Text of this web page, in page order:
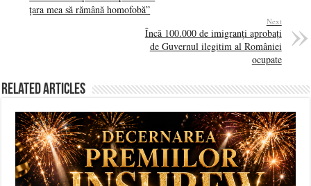
țara mea să rămână homofobă”
Next
Încă 100.000 de imigranți aprobați
de Guvernul ilegitim al României
ocupate
Related Articles